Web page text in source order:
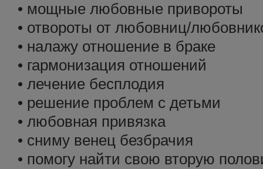
• мощные любовные привороты
• отвороты от любовниц/
• налажу отношение в браке
• гармонизация отношений
• лечение бесплодия
• решение проблем с детьми
• любовная привязка
• сниму венец безбрачия
• помогу найти свою вторую